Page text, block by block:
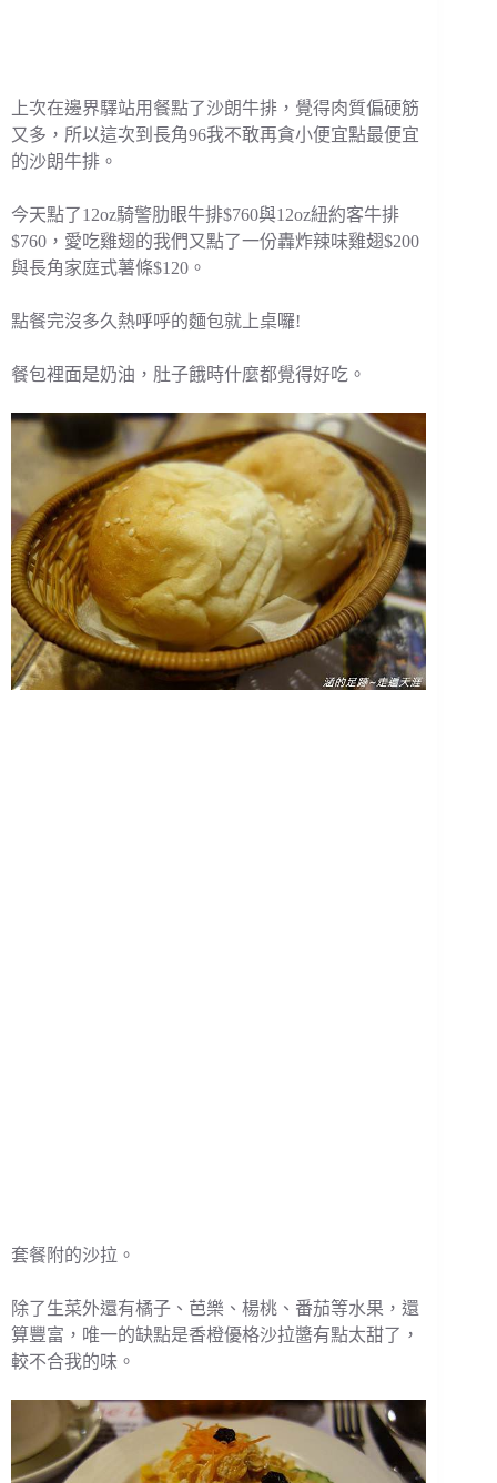
上次在邊界驛站用餐點了沙朗牛排，覺得肉質偏硬筋
又多，所以這次到長角96我不敢再貪小便宜點最便宜
的沙朗牛排。
今天點了12oz騎警肋眼牛排$760與12oz紐約客牛排
$760，愛吃雞翅的我們又點了一份轟炸辣味雞翅$200
與長角家庭式薯條$120。
點餐完沒多久熱呼呼的麵包就上桌囉!
餐包裡面是奶油，肚子餓時什麼都覺得好吃。
套餐附的沙拉。
除了生菜外還有橘子、芭樂、楊桃、番茄等水果，還
算豐富，唯一的缺點是香橙優格沙拉醬有點太甜了，
較不合我的味。